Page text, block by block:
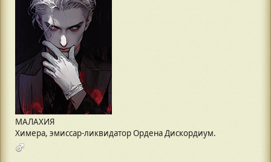
МАЛАХИЯ
Химера, эмиссар-ликвидатор Ордена Дискордиум.